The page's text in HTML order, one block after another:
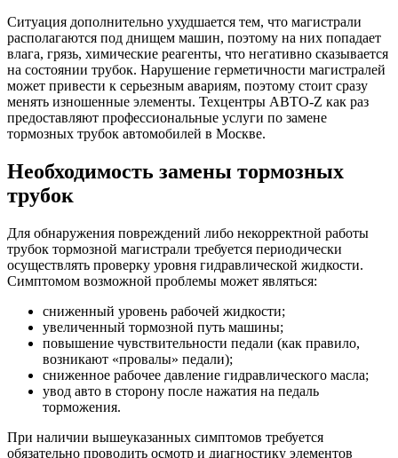
Ситуация дополнительно ухудшается тем, что магистрали
располагаются под днищем машин, поэтому на них попадает
влага, грязь, химические реагенты, что негативно сказывается
на состоянии трубок. Нарушение герметичности магистралей
может привести к серьезным авариям, поэтому стоит сразу
менять изношенные элементы. Техцентры АВТО-Z как раз
предоставляют профессиональные услуги по замене
тормозных трубок автомобилей в Москве.
Необходимость замены тормозных
трубок
Для обнаружения повреждений либо некорректной работы
трубок тормозной магистрали требуется периодически
осуществлять проверку уровня гидравлической жидкости.
Симптомом возможной проблемы может являться:
сниженный уровень рабочей жидкости;
увеличенный тормозной путь машины;
повышение чувствительности педали (как правило,
возникают «провалы» педали);
сниженное рабочее давление гидравлического масла;
увод авто в сторону после нажатия на педаль
торможения.
При наличии вышеуказанных симптомов требуется
обязательно проводить осмотр и диагностику элементов